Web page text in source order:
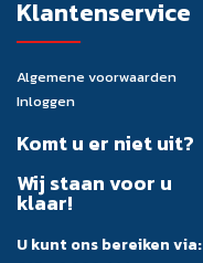
Klantenservice
Algemene voorwaarden
Inloggen
Komt u er niet uit?
Wij staan voor u
klaar!
U kunt ons bereiken via: